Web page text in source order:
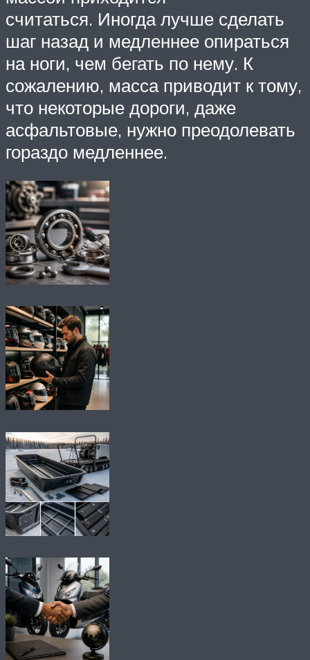
считаться. Иногда лучше сделать
шаг назад и медленнее опираться
на ноги, чем бегать по нему. К
сожалению, масса приводит к тому,
что некоторые дороги, даже
асфальтовые, нужно преодолевать
гораздо медленнее.